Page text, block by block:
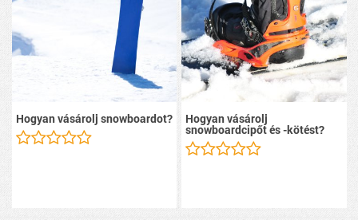
Hogyan vásárolj snowboardot? Hogyan vásárolj
snowboardcipőt és -kötést?